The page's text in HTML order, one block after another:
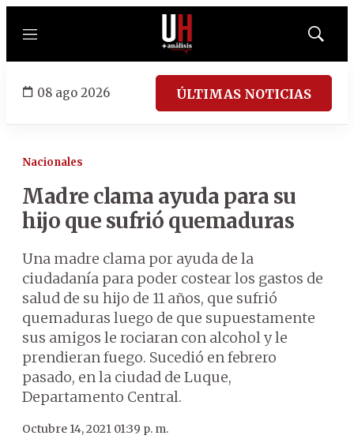
Menú
Mostrar
08 ago 2026 ÚLTIMAS NOTICIAS
Nacionales
Madre clama ayuda para su
hijo que sufrió quemaduras
Una madre clama por ayuda de la
ciudadanía para poder costear los gastos de
salud de su hijo de 11 años, que sufrió
quemaduras luego de que supuestamente
sus amigos le rociaran con alcohol y le
prendieran fuego. Sucedió en febrero
pasado, en la ciudad de Luque,
Departamento Central.
Octubre 14, 2021 01:39 p. m.